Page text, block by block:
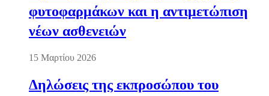
φυτοφαρμάκων και η αντιμετώπιση
νέων ασθενειών
15 Μαρτίου 2026
Δηλώσεις της εκπροσώπου του